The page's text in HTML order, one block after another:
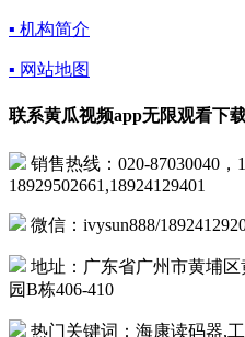
▪ 机构简介
▪ 网站地图
联系黄瓜视频app无限观看下
销售热线：020-87030040
18929502661,18924129401
微信：ivysun888/
地址：广东省广州市黄埔
园B栋406-410
热门关键词：海康读码